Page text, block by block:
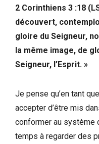
2 Corinthiens 3 :18
découvert,
gloire du Seigneur,
la même image, de
Seigneur, l’Esprit. »
Je pense qu’en tant
accepter d’être mis
conformer au système
temps à regarder des